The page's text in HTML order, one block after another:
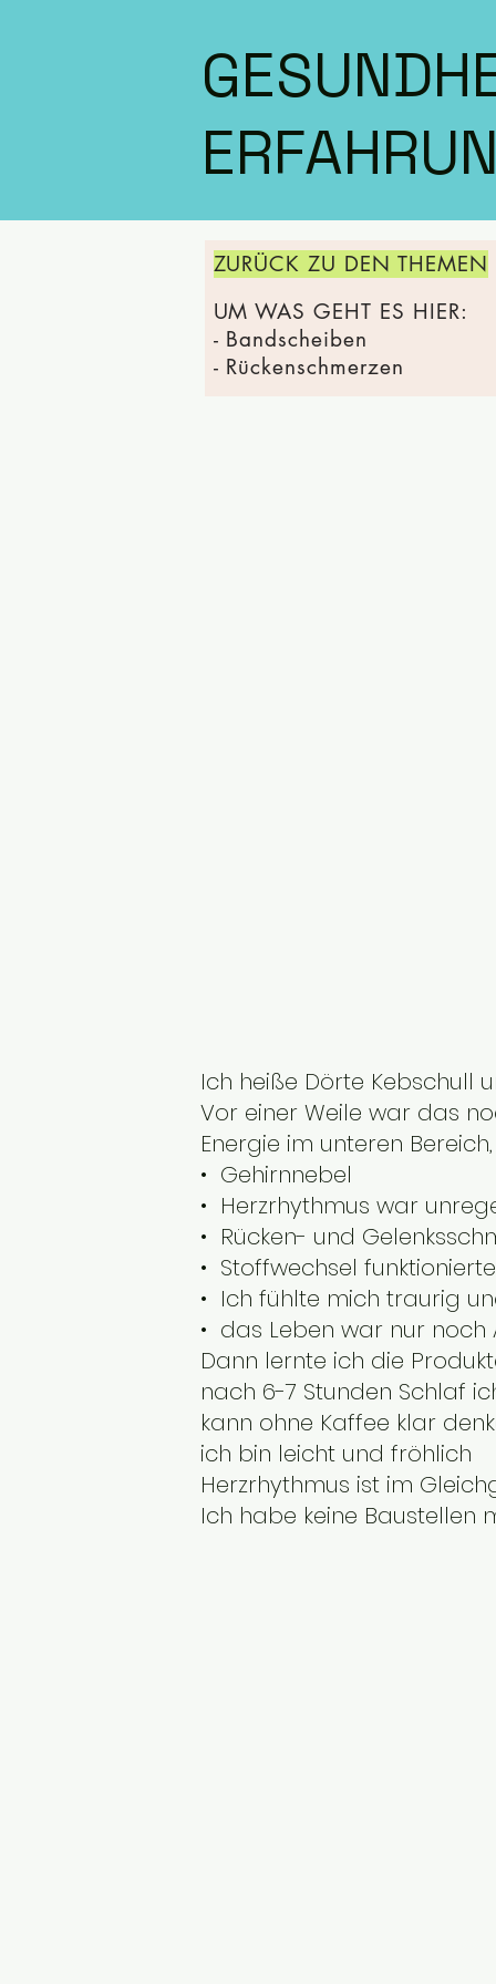
ZURÜCK ZU DEN THEMEN
UM WAS GEHT ES HIER:
- Bandscheiben
- Rückenschmerzen
Ich heiße Dörte Kebschull
Vor einer Weile war das
Energie im unteren
• Gehirnnebel
• Herzrhythmus war
• Rücken- und
• Stoffwechsel
• Ich fühlte mich traurig
• das Leben war nur noch
Dann lernte ich die
nach 6-7 Stunden Schlaf
kann ohne Kaffee klar
ich bin leicht und fröhlich
Herzrhythmus ist im
Ich habe keine Baustellen